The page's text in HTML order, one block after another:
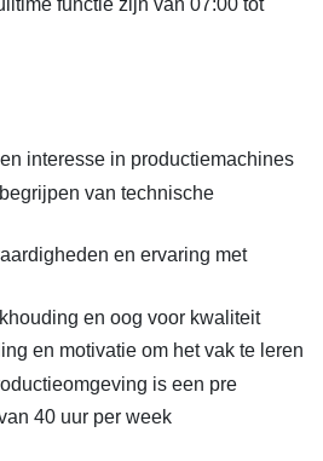
functie zijn van 07:00 tot
interesse in productiemachines
van technische
en ervaring met
en oog voor kwaliteit
en motivatie om het vak te leren
is een pre
40 uur per week